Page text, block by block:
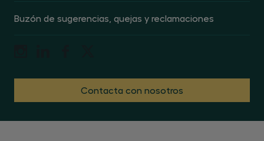
Buzón de sugerencias, quejas y reclamaciones
Contacta con nosotros